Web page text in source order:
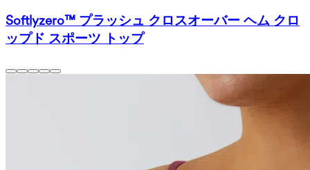
Softlyzero™ プラッシュ クロスオーバー ヘム クロ
ップド スポーツ トップ